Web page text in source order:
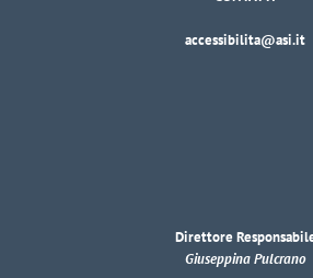
accessibilita@asi.it
Direttore
Giuseppina Pulcrano